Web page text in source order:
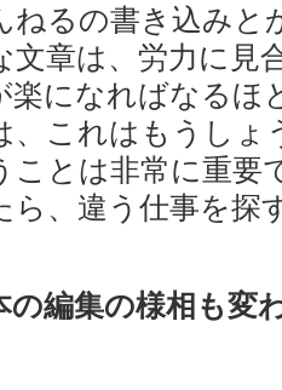
ねるの書き込みと
文章は、労力に見
楽になればなるほ
、これはもうしょ
ことは非常に重要
ら、違う仕事を探
編集の様相も変